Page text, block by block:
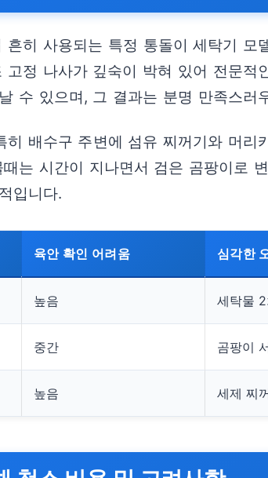
흔히 사용되는 특정 통돌이 세탁기
고정 나사가 깊숙이 박혀 있어 전문
수 있으며, 그 결과는 분명 만족스러
히 배수구 주변에 섬유 찌꺼기와 머
는 시간이 지나면서 검은 곰팡이로
입니다.
육안 확인 어려움 심각한
높음 세탁물
중간 곰팡이
높음 세제 찌